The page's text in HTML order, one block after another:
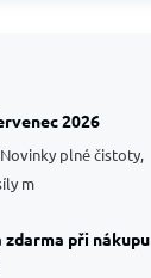
2026
plné čistoty,
m
zdarma při nákupu